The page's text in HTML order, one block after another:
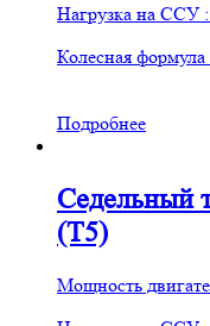
Нагрузка на ССУ
Колесная формула
Подробнее
Седельный
(T5)
Мощность